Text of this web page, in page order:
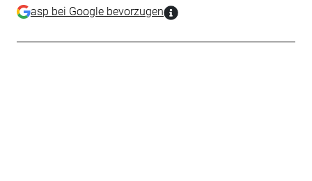
asp bei Google bevorzugen